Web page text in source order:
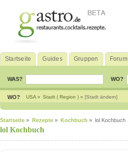
Startseite Guides Gruppen Forum
WAS? WO?
WO? USA » Stadt ( Region ) » [Stadt ändern]
Startseite » Rezepte » Kochbuch » lol Kochbuch
lol Kochbuch